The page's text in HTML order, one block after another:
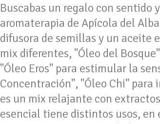
Buscabas un regalo con sentido
aromaterapia de Apícola del
difusora de semillas y un aceite
mix diferentes, "Óleo del
"Óleo Eros" para estimular la
Concentración", "Óleo Chi" para
es un mix relajante con
esencial tiene distintos usos, en